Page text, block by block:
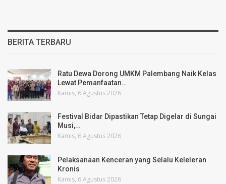
BERITA TERBARU
Ratu Dewa Dorong UMKM Palembang Naik Kelas
Lewat Pemanfaatan…
Kamis, 6 Agustus 2026
Festival Bidar Dipastikan Tetap Digelar di Sungai
Musi,…
Kamis, 6 Agustus 2026
Pelaksanaan Kenceran yang Selalu Keleleran
Kronis
Kamis, 6 Agustus 2026